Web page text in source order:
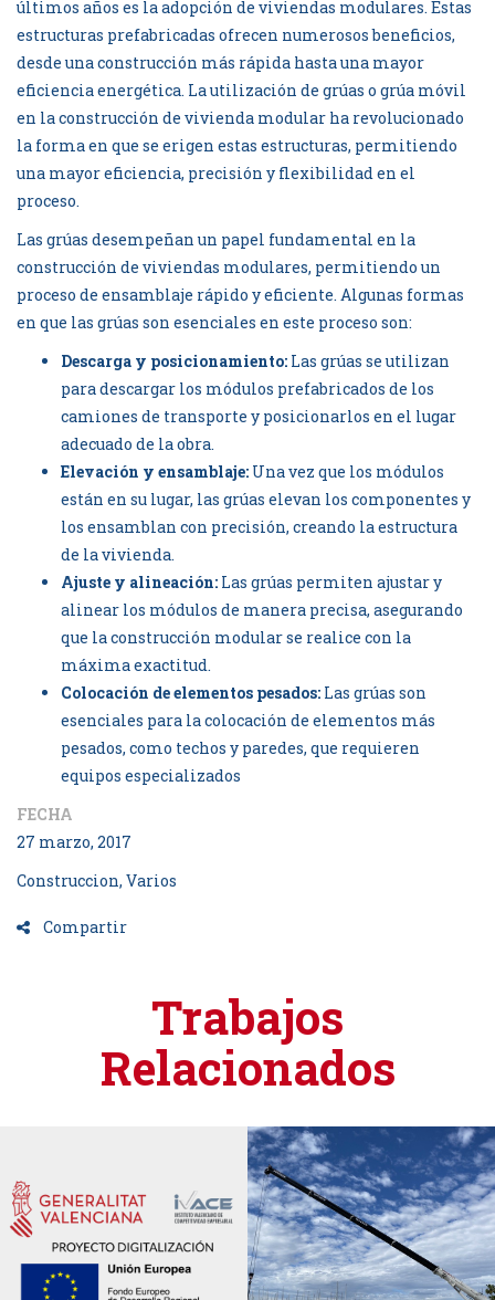
últimos años es la adopción de viviendas modulares. Estas
estructuras prefabricadas ofrecen numerosos beneficios,
desde una construcción más rápida hasta una mayor
eficiencia energética. La utilización de grúas o grúa móvil
en la construcción de vivienda modular ha revolucionado
la forma en que se erigen estas estructuras, permitiendo
una mayor eficiencia, precisión y flexibilidad en el
proceso.
Las grúas desempeñan un papel fundamental en la
construcción de viviendas modulares, permitiendo un
proceso de ensamblaje rápido y eficiente. Algunas formas
en que las grúas son esenciales en este proceso son:
Descarga y posicionamiento: Las grúas se utilizan
para descargar los módulos prefabricados de los
camiones de transporte y posicionarlos en el lugar
adecuado de la obra.
Elevación y ensamblaje: Una vez que los módulos
están en su lugar, las grúas elevan los componentes y
los ensamblan con precisión, creando la estructura
de la vivienda.
Ajuste y alineación: Las grúas permiten ajustar y
alinear los módulos de manera precisa, asegurando
que la construcción modular se realice con la
máxima exactitud.
Colocación de elementos pesados: Las grúas son
esenciales para la colocación de elementos más
pesados, como techos y paredes, que requieren
equipos especializados
FECHA
27 marzo, 2017
Construccion, Varios
Compartir
Trabajos
Relacionados